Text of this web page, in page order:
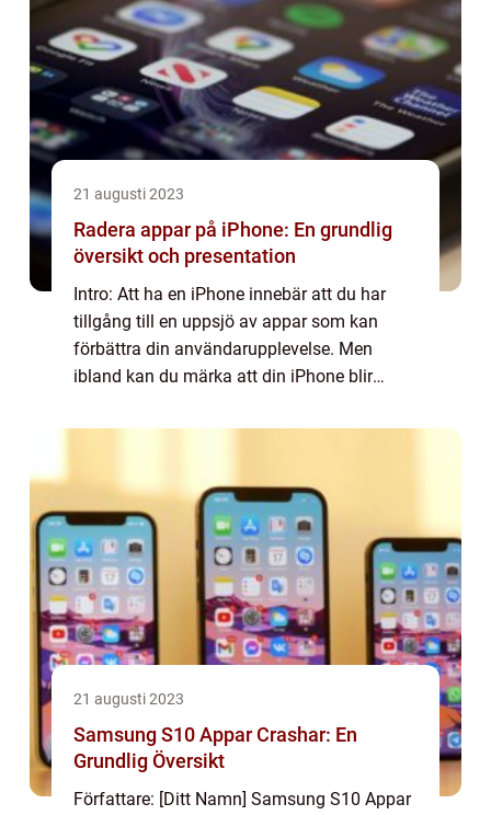
21 augusti 2023
Radera appar på iPhone: En grundlig
översikt och presentation
Intro: Att ha en iPhone innebär att du har
tillgång till en uppsjö av appar som kan
förbättra din användarupplevelse. Men
ibland kan du märka att din iPhone blir
aldrig använder, vilket kan påverka
21 augusti 2023
Samsung S10 Appar Crashar: En
Grundlig Översikt
Författare: [Ditt Namn] Samsung S10 Appar